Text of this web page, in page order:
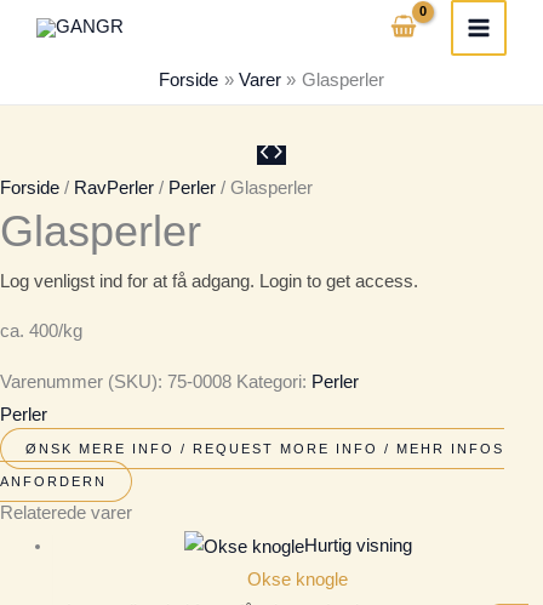
Forside Varer Glasperler
Forside / RavPerler / Perler / Glasperler
Glasperler
Log venligst ind for at få adgang. Login to get access.
ca. 400/kg
Varenummer (SKU): 75-0008 Kategori: Perler
Perler
ØNSK MERE INFO / REQUEST MORE INFO / MEHR INFOS
ANFORDERN
Relaterede varer
Hurtig visning
Okse knogle